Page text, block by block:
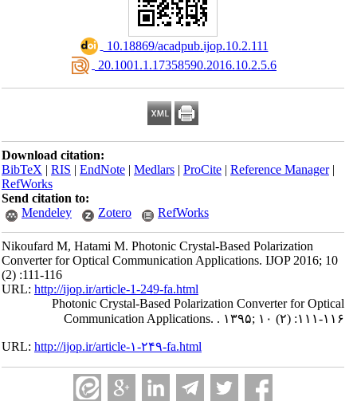
‎ 10.18869/acadpub.ijop.10.2.111
‎ 20.1001.1.17358590.2016.10.2.5.6
Download citation:
BibTeX|RIS|EndNote|Medlars|ProCite|Reference Manager
RefWorks
Send citation to:
Mendeley
Zotero RefWorks
Nikoufard M, Hatami M. Photonic Crystal-Based Polarization
Converter for Optical Communication Applications. IJOP 2016; 10
(2) :111-116
URL:http://ijop.ir/article-1-249-fa.html
Photonic Crystal-Based Polarization Converter for Optical
Communication Applications. . ۱۳۹۵; ۱۰ (۲) :۱۱۱-۱۱۶
URL:http://ijop.ir/article-۱-۲۴۹-fa.html